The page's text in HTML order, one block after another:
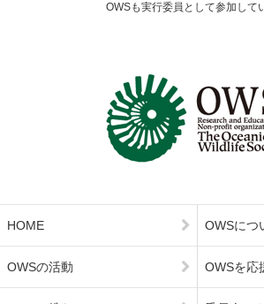
OWSも実行委員として参加して
HOME
OWSの活動
OWSにつ
OWSを応